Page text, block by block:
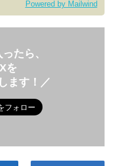
Powered by Mailwind
たら、
を
ます！／